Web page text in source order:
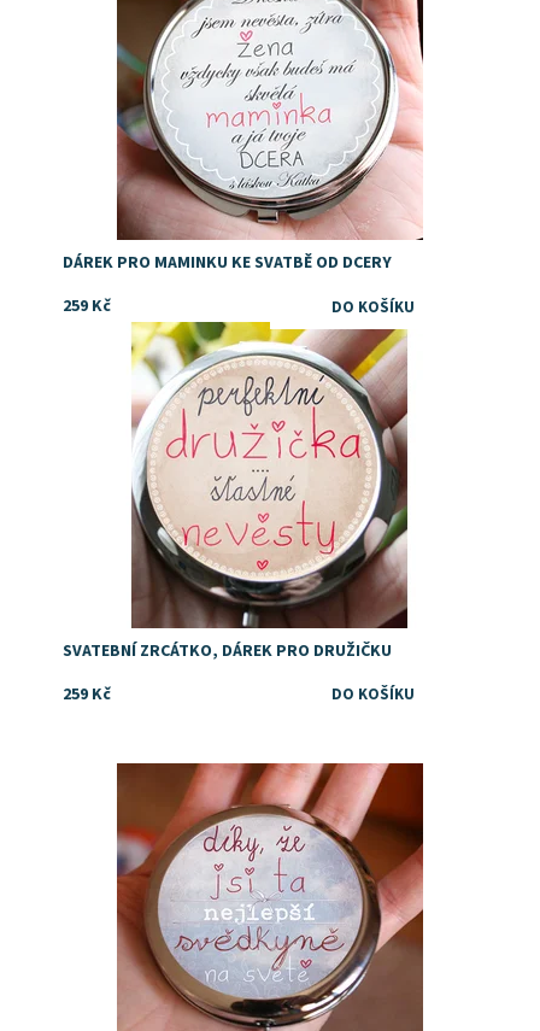
DÁREK PRO MAMINKU KE SVATBĚ OD DCERY
259 Kč
Dostupnost:
Skladem
SVATEBNÍ ZRCÁTKO, DÁREK PRO DRUŽIČKU
259 Kč
Dostupnost: Skladem